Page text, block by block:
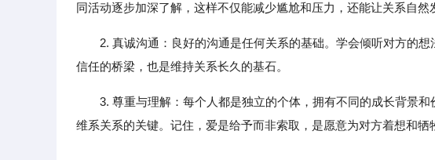
同活动逐步加深了解，这样不仅能减少尴尬和压力，还能让关系自然
2. 真诚沟通：良好的沟通是任何关系的基础。学会倾听对方的
信任的桥梁，也是维持关系长久的基石。
3. 尊重与理解：每个人都是独立的个体，拥有不同的成长背景
维系关系的关键。记住，爱是给予而非索取，是愿意为对方着想和牺